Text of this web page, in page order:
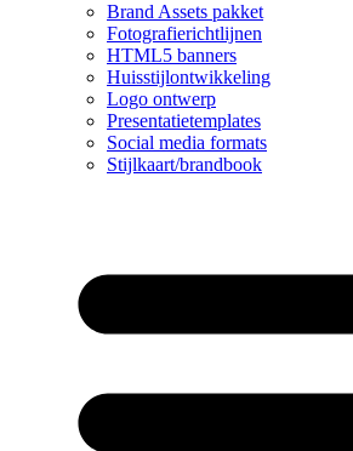
Brand Assets pakket
Fotografierichtlijnen
HTML5 banners
Huisstijlontwikkeling
Logo ontwerp
Presentatietemplates
Social media formats
Stijlkaart/brandbook